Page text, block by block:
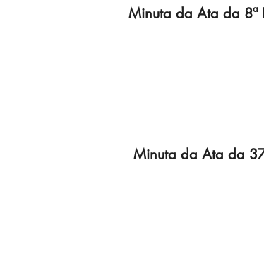
Minuta da Ata da 8ª
Minuta da Ata da